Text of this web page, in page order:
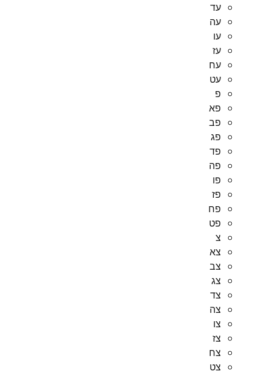
עד
עה
עו
עז
עח
עט
פ
פא
פב
פג
פד
פה
פו
פז
פח
פט
צ
צא
צב
צג
צד
צה
צו
צז
צח
צט